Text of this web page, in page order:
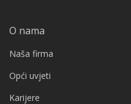
O nama
Naša firma
Opći uvjeti
Karijere